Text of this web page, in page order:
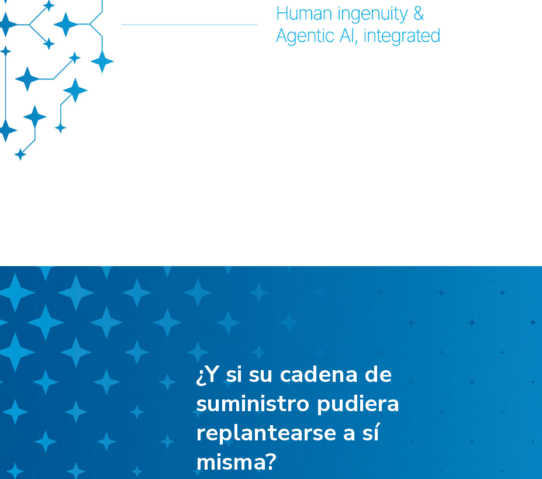
¿Y si su cadena de
suministro pudiera
replantearse a sí
misma?